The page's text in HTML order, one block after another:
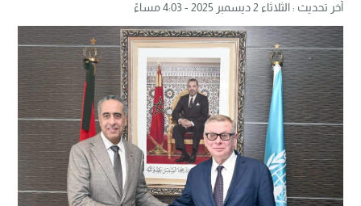
آخر تحديث : الثلاثاء 2 ديسمبر 2025 - 4:03 مساءً